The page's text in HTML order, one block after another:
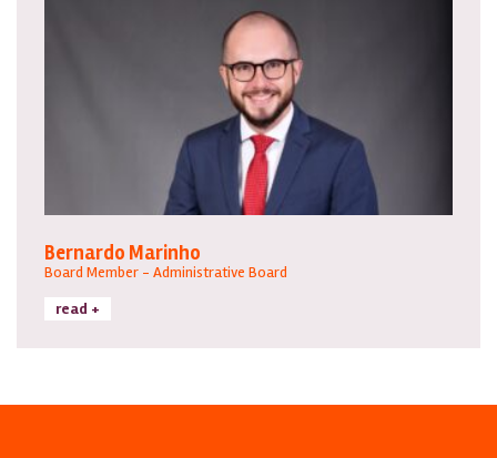
Bernardo Marinho
Board Member - Administrative Board
read +